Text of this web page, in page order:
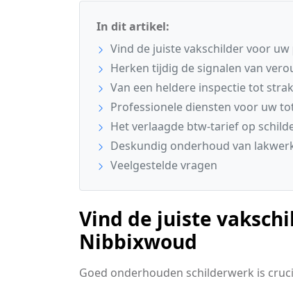
In dit artikel:
Vind de juiste vakschilder voor
Herken tijdig de signalen van
Van een heldere inspectie tot
Professionele diensten voor uw
Het verlaagde btw-tarief op
Deskundig onderhoud van
Veelgestelde vragen
Vind de juiste
Nibbixwoud
Goed onderhouden schilderwerk is